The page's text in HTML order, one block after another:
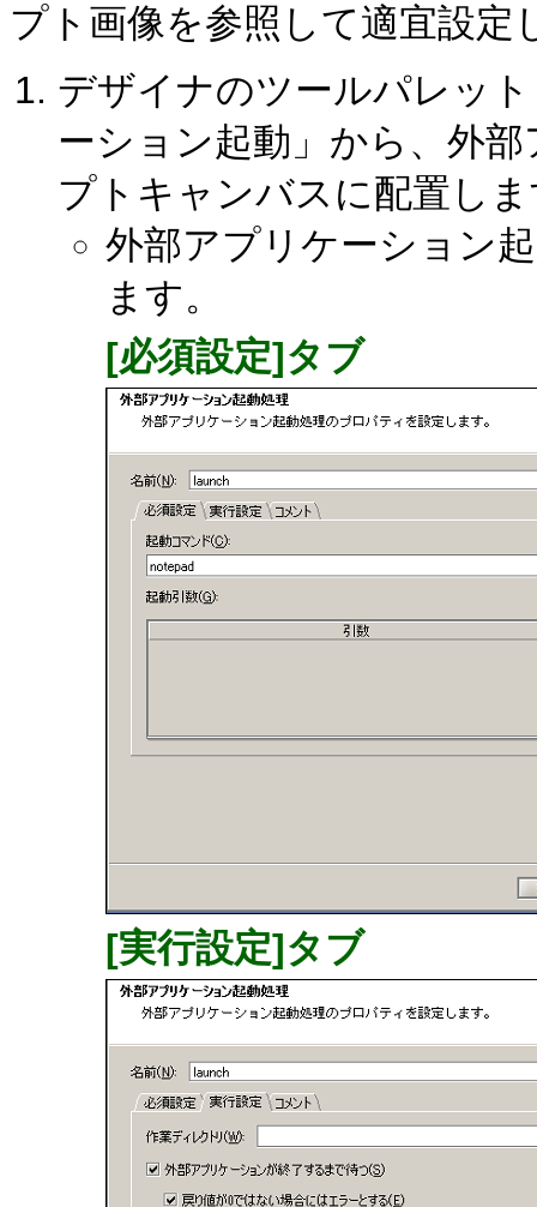
プト画像を参照して適宜設定
デザイナのツールパレッ
ーション起動」から、外
プトキャンバスに配置し
外部アプリケーション
ます。
[必須設定]タブ
[実行設定]タブ